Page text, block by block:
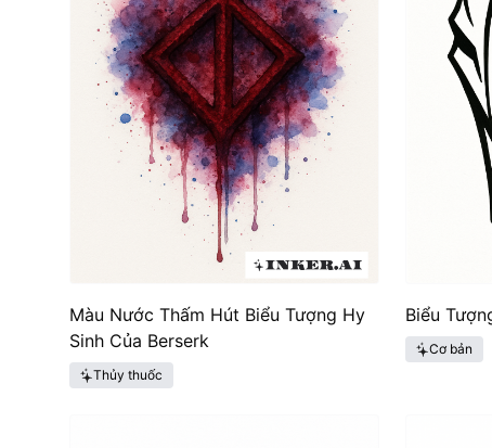
Màu Nước Thấm Hút Biểu Tượng Hy
Sinh Của Berserk
Thủy thuốc
Biểu
Cơ bản